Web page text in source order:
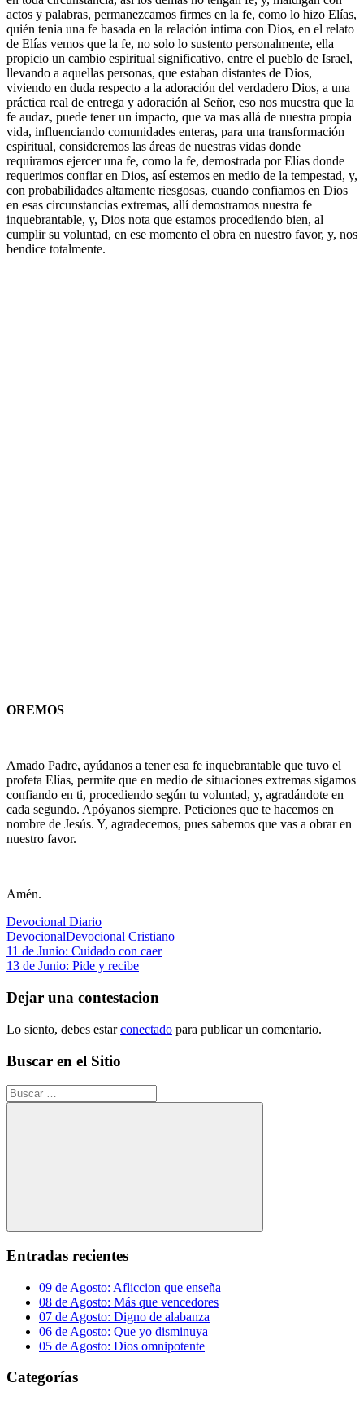
actos y palabras, permanezcamos firmes en la fe, como lo hizo Elías,
quién tenia una fe basada en la relación intima con Dios, en el relato
de Elías vemos que la fe, no solo lo sustento personalmente, ella
propicio un cambio espiritual significativo, entre el pueblo de Israel,
llevando a aquellas personas, que estaban distantes de Dios,
viviendo en duda respecto a la adoración del verdadero Dios, a una
práctica real de entrega y adoración al Señor, eso nos muestra que la
fe audaz, puede tener un impacto, que va mas allá de nuestra propia
vida, influenciando comunidades enteras, para una transformación
espiritual, consideremos las áreas de nuestras vidas donde
requiramos ejercer una fe, como la fe, demostrada por Elías donde
requerimos confiar en Dios, así estemos en medio de la tempestad, y,
con probabilidades altamente riesgosas, cuando confiamos en Dios
en esas circunstancias extremas, allí demostramos nuestra fe
inquebrantable, y, Dios nota que estamos procediendo bien, al
cumplir su voluntad, en ese momento el obra en nuestro favor, y, nos
bendice totalmente.
OREMOS
Amado Padre, ayúdanos a tener esa fe inquebrantable que tuvo el
profeta Elías, permite que en medio de situaciones extremas sigamos
confiando en ti, procediendo según tu voluntad, y, agradándote en
cada segundo. Apóyanos siempre. Peticiones que te hacemos en
nombre de Jesús. Y, agradecemos, pues sabemos que vas a obrar en
nuestro favor.
Amén.
Devocional Diario
DevocionalDevocional Cristiano
Navegación
de
entradas
Entrada
anterior:
11 de Junio: Cuidado con caer
Siguiente
13 de Junio: Pide y recibe
Dejar una contestacion
Lo siento, debes estarconectado para publicar un comentario.
Buscar en el Sitio
Buscar:
Buscar
Entradas recientes
09 de Agosto: Afliccion que enseña
08 de Agosto: Más que vencedores
07 de Agosto: Digno de alabanza
06 de Agosto: Que yo disminuya
05 de Agosto: Dios omnipotente
Categorías